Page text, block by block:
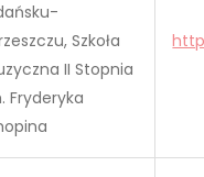
Szkoła
II Stopnia
Fryderyka